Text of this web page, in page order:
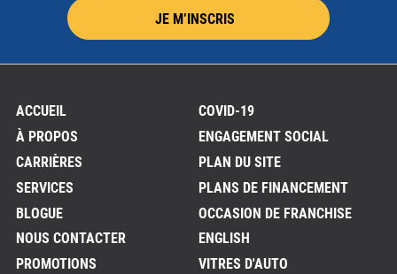
JE M’INSCRIS
ACCUEIL
À PROPOS
CARRIÈRES
SERVICES
BLOGUE
NOUS CONTACTER
PROMOTIONS
COVID-19
ENGAGEMENT SOCIAL
PLAN DU SITE
PLANS DE FINANCEMENT
OCCASION DE FRANCHISE
ENGLISH
VITRES D'AUTO